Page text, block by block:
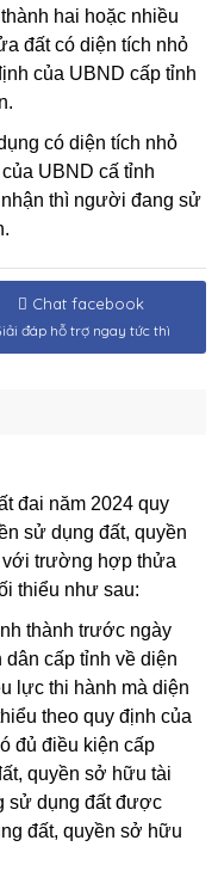
hai hoặc nhiều
đất có diện tích nhỏ
của UBND cấp tỉnh
có diện tích nhỏ
UBND cấ tỉnh
thì người đang sử
Chat facebook
đáp hỗ trợ ngay tức thì
đai năm 2024 quy
sử dụng đất, quyền
trường hợp thửa
thiểu như sau:
thành trước ngày
cấp tỉnh về diện
lực thi hành mà diện
theo quy định của
đủ điều kiện cấp
quyền sở hữu tài
sử dụng đất được
đất, quyền sở hữu